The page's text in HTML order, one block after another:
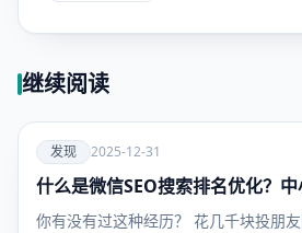
继续阅读
爱
发现
发现 2025-12-31
什么是微信SEO搜索排名优化？
你有没有过这种经历？ 花几千块投朋友